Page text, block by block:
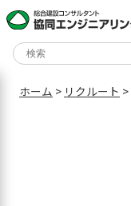
ホーム > リクルート >